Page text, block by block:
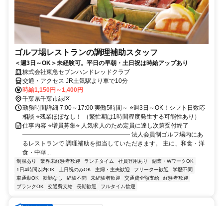
ゴルフ場レストランの調理補助スタッフ
＜週3日～OK＞未経験可。平日の早朝・土日祝は時給アップあり
株式会社東急セブンハンドレッドクラブ
交通・アクセス JR土気駅より車で10分
時給1,150円～1,400円
千葉県千葉市緑区
勤務時間詳細 7:00～17:00 実働5時間～ ⭐週3日～OK！シフト日数応
相談 ⭐残業ほぼなし！ （繁忙期は1時間程度発生する可能性あり）
仕事内容 ⭐増員募集⭐ 人気求人のため定員に達し次第受付終了
―――――――――――――――――― 法人会員制ゴルフ場内にあ
るレストランで 調理補助を担当していただきます。 主に、和食・洋
食・中華...
制服あり 業界未経験者歓迎 ランチタイム 社員登用あり
副業・WワークOK
1日4時間以内OK
土日祝のみOK 主婦・主夫歓迎 フリーター歓迎
学歴不問
車通勤OK
転勤なし 経験不問 未経験者歓迎 交通費全額支給
経験者歓迎
ブランクOK
交通費支給 長期歓迎 フルタイム歓迎